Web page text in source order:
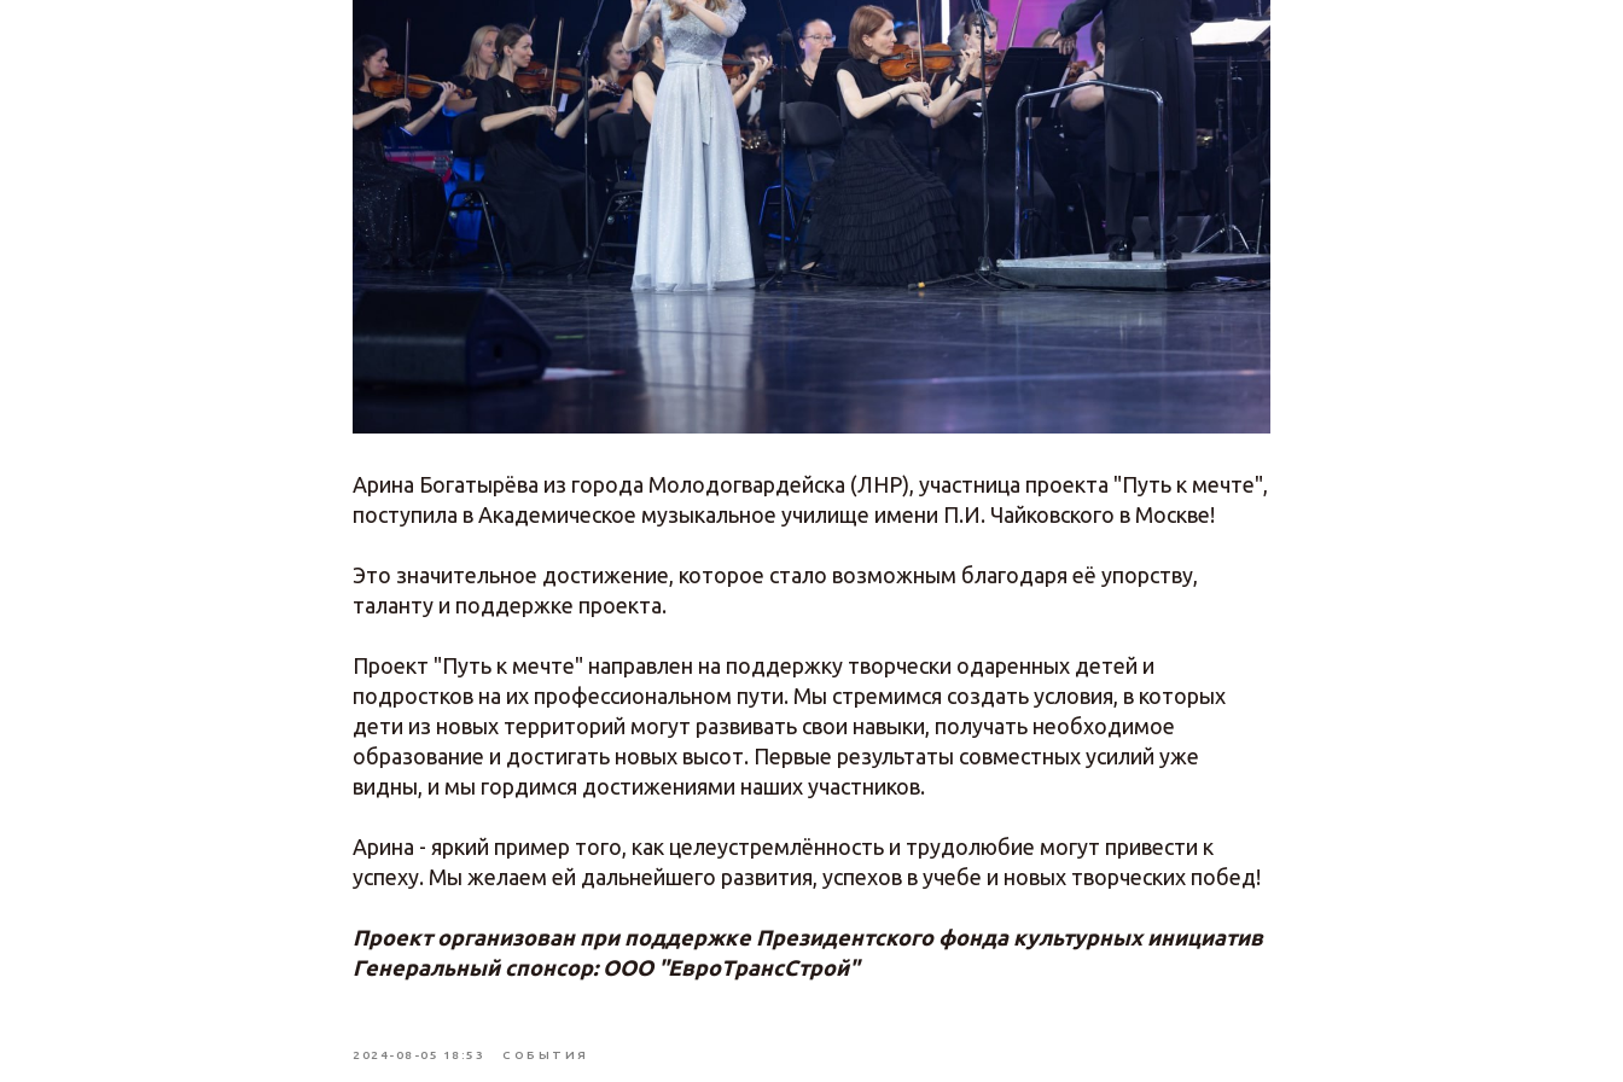
Арина Богатырёва из города Молодогвардейска (ЛНР), участница проекта "Путь к мечте",
поступила в Академическое музыкальное училище имени П.И. Чайковского в Москве!
Это значительное достижение, которое стало возможным благодаря её упорству,
таланту и поддержке проекта.
Проект "Путь к мечте" направлен на поддержку творчески одаренных детей и
подростков на их профессиональном пути. Мы стремимся создать условия, в которых
дети из новых территорий могут развивать свои навыки, получать необходимое
образование и достигать новых высот. Первые результаты совместных усилий уже
видны, и мы гордимся достижениями наших участников.
Арина - яркий пример того, как целеустремлённость и трудолюбие могут привести к
успеху. Мы желаем ей дальнейшего развития, успехов в учебе и новых творческих побед!
Проект организован при поддержке Президентского фонда культурных инициатив
Генеральный спонсор: ООО "ЕвроТрансСтрой"
2024-08-05 18:53 СОБЫТИЯ